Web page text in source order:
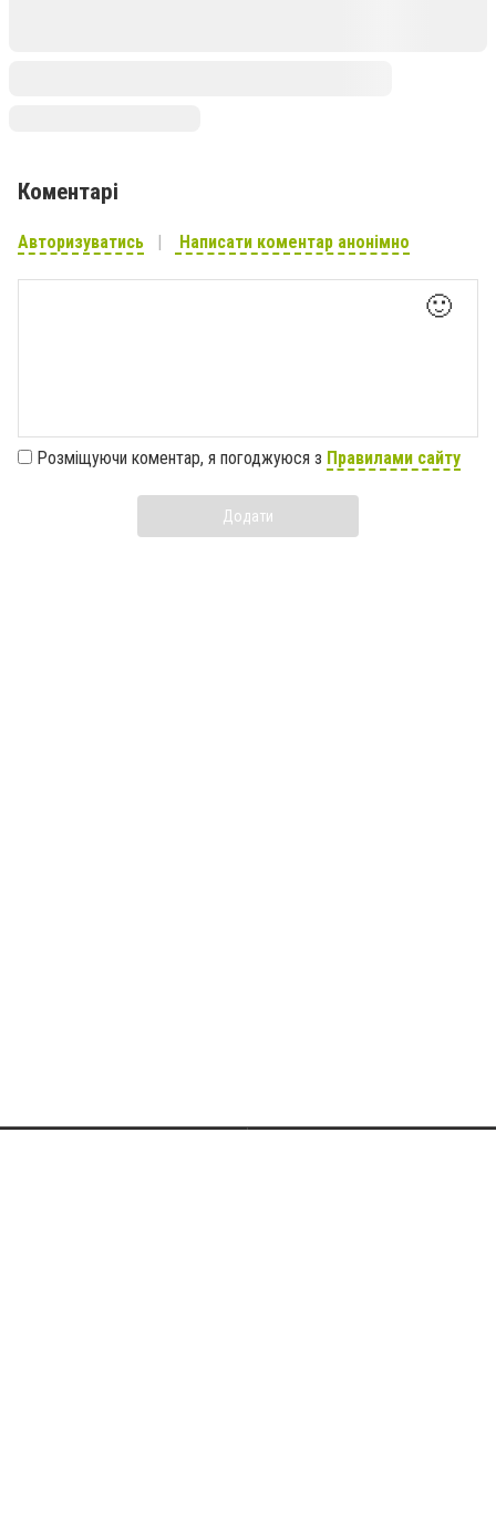
Коментарі
Авторизуватись Написати коментар анонімно
🙂
Розміщуючи коментар, я погоджуюся з Правилами сайту
Додати